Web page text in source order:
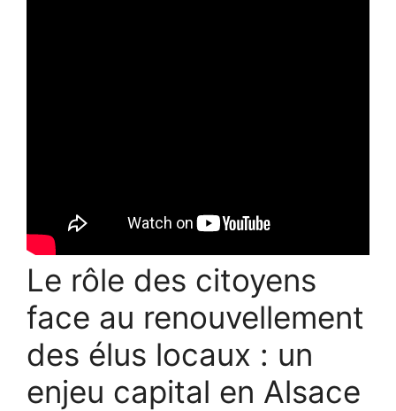
Le rôle des citoyens
face au renouvellement
des élus locaux : un
enjeu capital en Alsace